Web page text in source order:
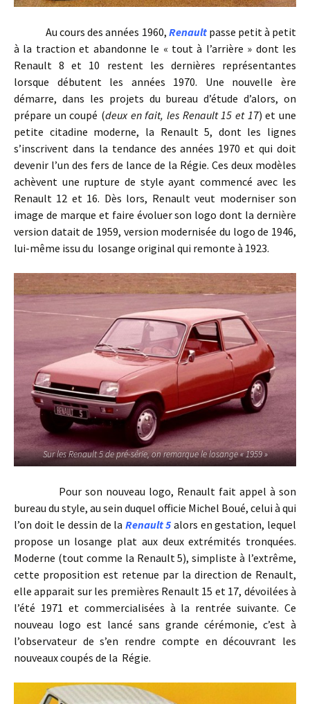
Au cours des années 1960, Renault passe petit à petit
à la traction et abandonne le « tout à l’arrière » dont les
Renault 8 et 10 restent les dernières représentantes
lorsque débutent les années 1970. Une nouvelle ère
démarre, dans les projets du bureau d’étude d’alors, on
prépare un coupé (deux en fait, les Renault 15 et 17) et une
petite citadine moderne, la Renault 5, dont les lignes
s’inscrivent dans la tendance des années 1970 et qui doit
devenir l’un des fers de lance de la Régie. Ces deux modèles
achèvent une rupture de style ayant commencé avec les
Renault 12 et 16. Dès lors, Renault veut moderniser son
image de marque et faire évoluer son logo dont la dernière
version datait de 1959, version modernisée du logo de 1946,
lui-même issu du losange original qui remonte à 1923.
Sur les Renault 5 de pré-série, on remarque le losange « 1959 »
Pour son nouveau logo, Renault fait appel à son
bureau du style, au sein duquel officie Michel Boué, celui à qui
l’on doit le dessin de la Renault 5 alors en gestation, lequel
propose un losange plat aux deux extrémités tronquées.
Moderne (tout comme la Renault 5), simpliste à l’extrême,
cette proposition est retenue par la direction de Renault,
elle apparait sur les premières Renault 15 et 17, dévoilées à
l’été 1971 et commercialisées à la rentrée suivante. Ce
nouveau logo est lancé sans grande cérémonie, c’est à
l’observateur de s’en rendre compte en découvrant les
nouveaux coupés de la Régie.